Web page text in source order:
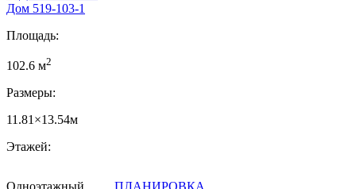
Дом 519-103-1
Площадь:
102.6 м2
Размеры:
11.81×13.54м
Этажей:
Одноэтажный ПЛАНИРОВКА